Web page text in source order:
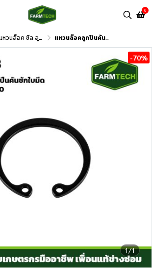
0
ล็อค ซีล ลูกปืน และอื่นๆ แหวนล๊อคลูกปืนคันชักใบมีด DC60
1/1
-70%